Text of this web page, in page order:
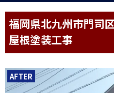
福岡県北九州市門
屋根塗装工事
AFTER